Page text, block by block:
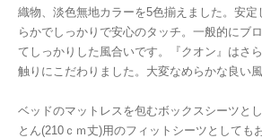
織物、淡色無地カラーを5色揃えました。安定
らかでしっかりで安心のタッチ。一般的にブ
てしっかりした風合いです。『クオン』はさ
触りにこだわりました。大変なめらかな良い風
ベッドのマットレスを包むボックスシーツと
とん(210ｃｍ丈)用のフィットシーツとしても